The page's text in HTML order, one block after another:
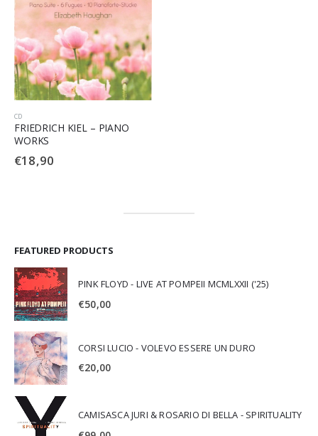
CD
FRIEDRICH KIEL – PIANO
WORKS
€18,90
FEATURED PRODUCTS
PINK FLOYD - LIVE AT POMPEII MCMLXXII ('25)
€50,00
CORSI LUCIO - VOLEVO ESSERE UN DURO
€20,00
CAMISASCA JURI & ROSARIO DI BELLA - SPIRITUALITY